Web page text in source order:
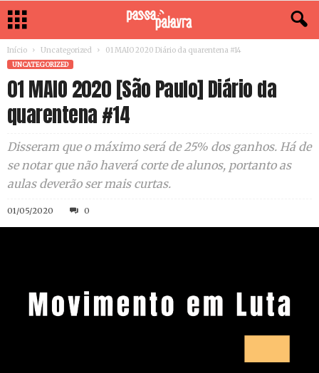
Início Uncategorized 01 MAIO 2020 Diário da quarentena #14
UNCATEGORIZED
01 MAIO 2020 [São Paulo] Diário da
quarentena #14
Disseram que o máximo será de 25% dos ganhos. Há de
se notar que não haverá corte de alunos, portanto as
aulas deverão ser mais curtas.
01/05/2020 0